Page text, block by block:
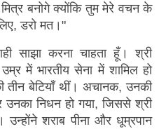
बनोगे क्योंकि तुम मेरे वचन के
डरो मत।"
साझा करना चाहता हूँ। श्री
में भारतीय सेना में शामिल हो
तीन बेटियाँ थीं। अचानक, उनकी
निधन हो गया, जिससे श्री
उन्होंने शराब पीना और धूम्रपान